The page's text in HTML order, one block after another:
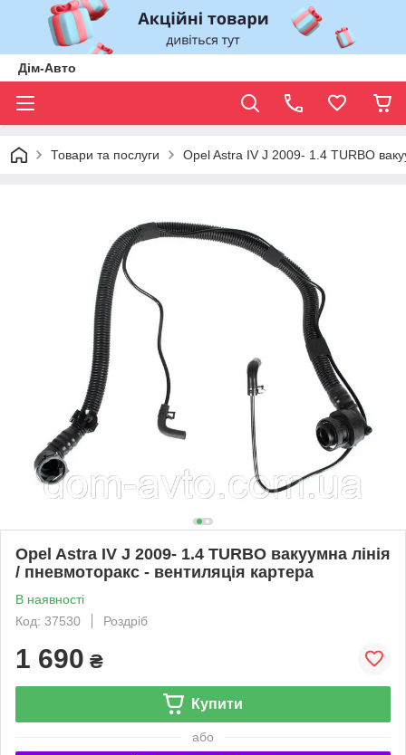
Дім-Авто
Товари та послуги Opel Astra IV J 2009- 1.4 TURBO
Opel Astra IV J 2009- 1.4 TURBO вакуумна лінія
/ пневмоторакс - вентиляція картера
В наявності
Код: 37530
Роздріб
1 690 ₴
Купити
або